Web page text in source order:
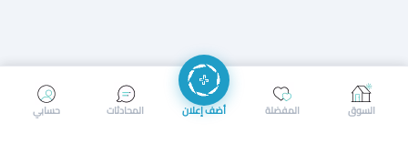
إرسال رسالة إجراء مكالمة
حسابي المحادثات أضف إعلان المفضلة السوق